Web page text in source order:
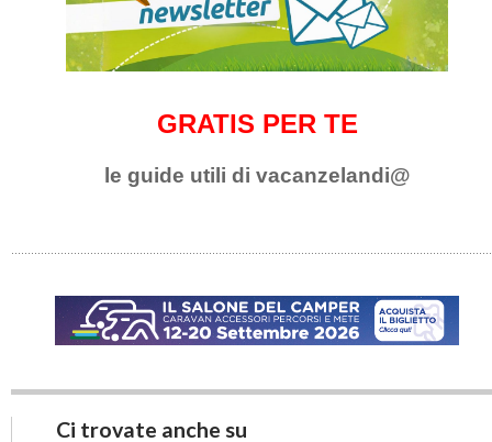
GRATIS PER TE
le guide utili di vacanzelandi@
Ci trovate anche su